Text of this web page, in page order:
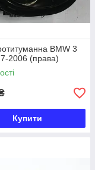
BMW 3
2006 (права)
Купити